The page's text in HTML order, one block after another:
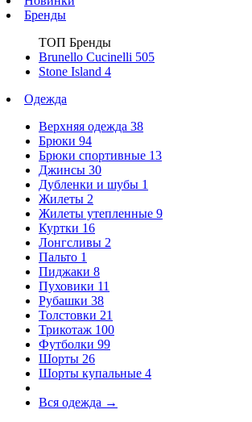
Бренды
ТОП Бренды
Brunello Cucinelli 505
Stone Island 4
Одежда
Верхняя одежда 38
Брюки 94
Брюки спортивные 13
Джинсы 30
Дубленки и шубы 1
Жилеты 2
Жилеты утепленные 9
Куртки 16
Лонгсливы 2
Пальто 1
Пиджаки 8
Пуховики 11
Рубашки 38
Толстовки 21
Трикотаж 100
Футболки 99
Шорты 26
Шорты купальные 4
Вся одежда →